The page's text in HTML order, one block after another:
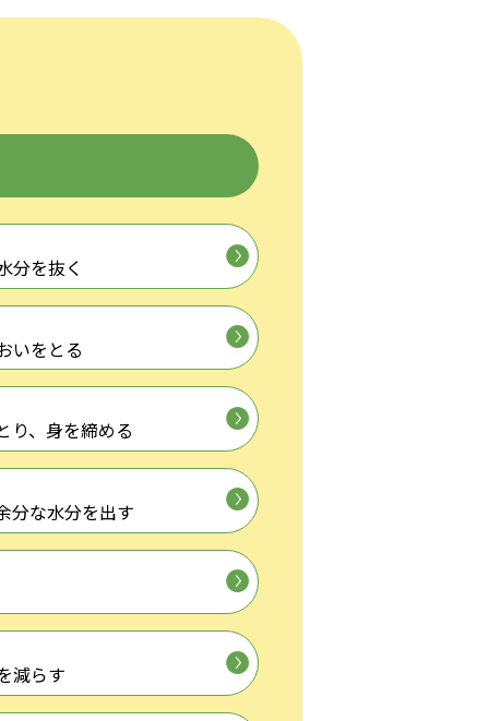
分を抜く
いをとる
り、身を締める
分な水分を出す
減らす